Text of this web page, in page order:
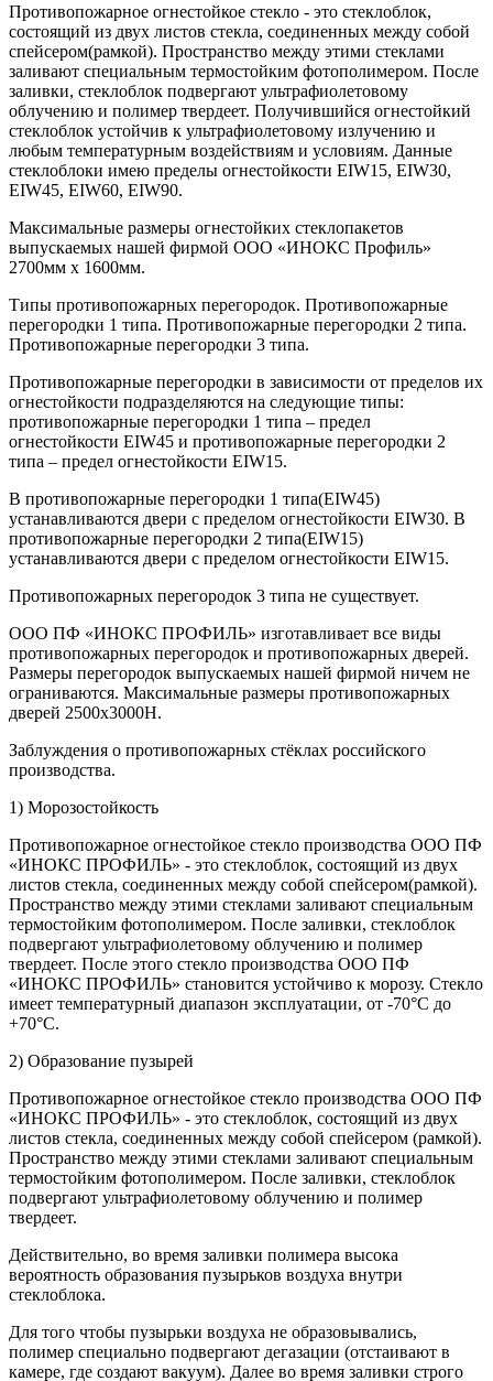
Противопожарное огнестойкое стекло - это стеклоблок,
состоящий из двух листов стекла, соединенных между собой
спейсером(рамкой). Пространство между этими стеклами
заливают специальным термостойким фотополимером. После
заливки, стеклоблок подвергают ультрафиолетовому
облучению и полимер твердеет. Получившийся огнестойкий
стеклоблок устойчив к ультрафиолетовому излучению и
любым температурным воздействиям и условиям. Данные
стеклоблоки имею пределы огнестойкости EIW15, EIW30,
EIW45, EIW60, EIW90.
Максимальные размеры огнестойких стеклопакетов
выпускаемых нашей фирмой ООО «ИНОКС Профиль»
2700мм х 1600мм.
Типы противопожарных перегородок. Противопожарные
перегородки 1 типа. Противопожарные перегородки 2 типа.
Противопожарные перегородки 3 типа.
Противопожарные перегородки в зависимости от пределов их
огнестойкости подразделяются на следующие типы:
противопожарные перегородки 1 типа – предел
огнестойкости EIW45 и противопожарные перегородки 2
типа – предел огнестойкости EIW15.
В противопожарные перегородки 1 типа(EIW45)
устанавливаются двери с пределом огнестойкости EIW30. В
противопожарные перегородки 2 типа(EIW15)
устанавливаются двери с пределом огнестойкости EIW15.
Противопожарных перегородок 3 типа не существует.
ООО ПФ «ИНОКС ПРОФИЛЬ» изготавливает все виды
противопожарных перегородок и противопожарных дверей.
Размеры перегородок выпускаемых нашей фирмой ничем не
ограниваются. Максимальные размеры противопожарных
дверей 2500х3000H.
Заблуждения о противопожарных стёклах российского
производства.
1) Морозостойкость
Противопожарное огнестойкое стекло производства ООО ПФ
«ИНОКС ПРОФИЛЬ» - это стеклоблок, состоящий из двух
листов стекла, соединенных между собой спейсером(рамкой).
Пространство между этими стеклами заливают специальным
термостойким фотополимером. После заливки, стеклоблок
подвергают ультрафиолетовому облучению и полимер
твердеет. После этого стекло производства ООО ПФ
«ИНОКС ПРОФИЛЬ» становится устойчиво к морозу. Стекло
имеет температурный диапазон эксплуатации, от -70°C до
+70°C.
2) Образование пузырей
Противопожарное огнестойкое стекло производства ООО ПФ
«ИНОКС ПРОФИЛЬ» - это стеклоблок, состоящий из двух
листов стекла, соединенных между собой спейсером (рамкой).
Пространство между этими стеклами заливают специальным
термостойким фотополимером. После заливки, стеклоблок
подвергают ультрафиолетовому облучению и полимер
твердеет.
Действительно, во время заливки полимера высока
вероятность образования пузырьков воздуха внутри
стеклоблока.
Для того чтобы пузырьки воздуха не образовывались,
полимер специально подвергают дегазации (отстаивают в
камере, где создают вакуум). Далее во время заливки строго